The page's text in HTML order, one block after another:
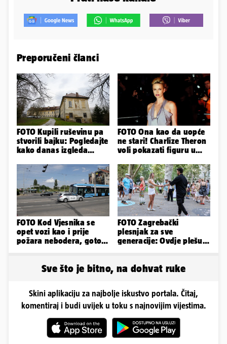
Preporučeni članci
FOTO Kupili ruševinu pa
stvorili bajku: Pogledajte
kako danas izgleda
FOTO Ona kao da uopće
ne stari! Charlize Theron
voli pokazati figuru u
FOTO Kod Vjesnika se
opet vozi kao i prije
požara nebodera, gotovi
FOTO Zagrebački
plesnjak za sve
generacije: Ovdje plešu
Sve što je bitno, na dohvat ruke
Skini aplikaciju za najbolje iskustvo portala. Čitaj,
komentiraj i budi uvijek u toku s najnovijim vijestima.